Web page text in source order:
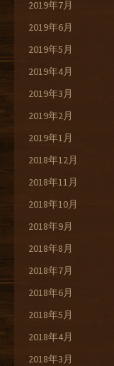
2019年7月
2019年6月
2019年5月
2019年4月
2019年3月
2019年2月
2019年1月
2018年12月
2018年11月
2018年10月
2018年9月
2018年8月
2018年7月
2018年6月
2018年5月
2018年4月
2018年3月